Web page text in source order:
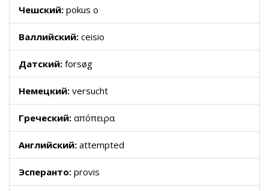
Чешский: pokus o
Валлийский: ceisio
Датский: forsøg
Немецкий: versucht
Греческий: απόπειρα
Английский: attempted
Эсперанто: provis